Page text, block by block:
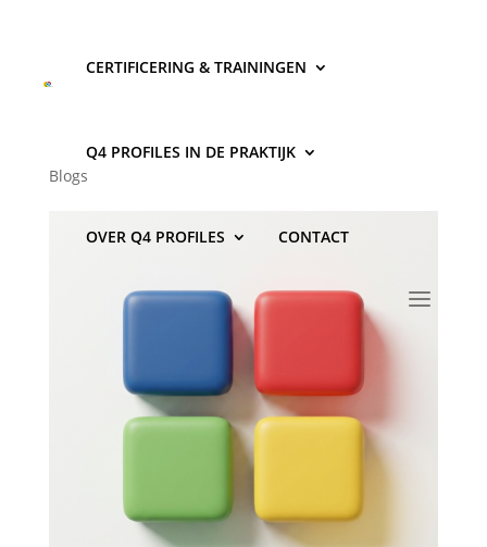
CERTIFICERING & TRAININGEN
Q4 PROFILES IN DE PRAKTIJK
OVER Q4 PROFILES CONTACT
persoonlijkheidstypes?
Blogs